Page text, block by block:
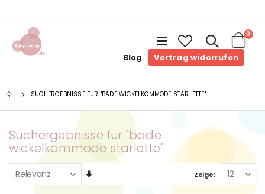
Navigation
umschalten
Blog Vertrag widerrufenCart
0
SUCHERGEBNISSE FÜR "BADE WICKELKOMMODE STARLETTE"
Suchergebnisse für "bade
wickelkommode starlette"
Aufsteigend
sortieren
Zeige